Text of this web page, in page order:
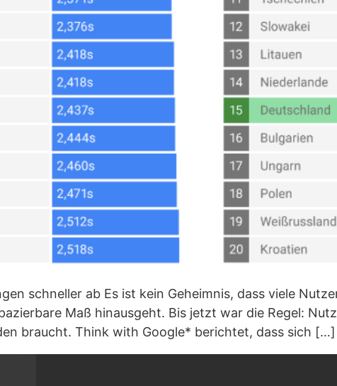
schneller ab Es ist kein Geheimnis, dass viele
Maß hinausgeht. Bis jetzt war die Regel:
braucht. Think with Google* berichtet, dass sich […]